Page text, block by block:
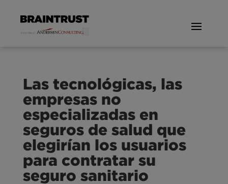
Las tecnológicas, las
empresas no
especializadas en
seguros de salud que
elegirían los usuarios
para contratar su
seguro sanitario